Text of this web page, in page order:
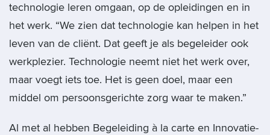
technologie leren omgaan, op de opleidingen en in
het werk. “We zien dat technologie kan helpen in het
leven van de cliënt. Dat geeft je als begeleider ook
werkplezier. Technologie neemt niet het werk over,
maar voegt iets toe. Het is geen doel, maar een
middel om persoonsgerichte zorg waar te maken.”
Al met al hebben Begeleiding à la carte en Innovatie-